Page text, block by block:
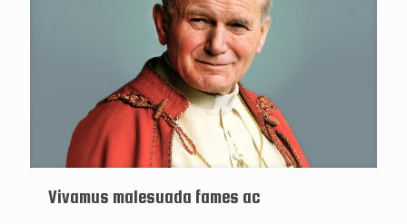
Vivamus malesuada fames ac